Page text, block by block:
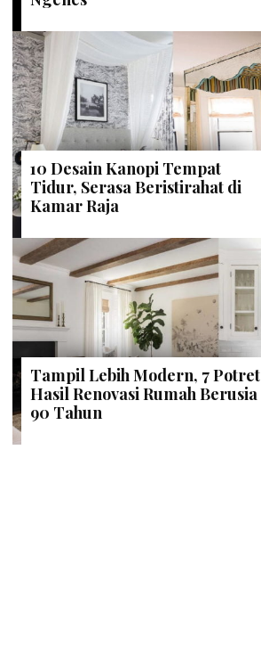
10 Desain Kanopi Tempat
Tidur, Serasa Beristirahat di
Kamar Raja
Tampil Lebih Modern, 7 Potret
Hasil Renovasi Rumah Berusia
90 Tahun